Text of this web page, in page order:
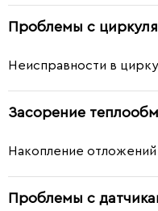
Проблемы с
Неисправности в
Засорение
Накопление
Проблемы с